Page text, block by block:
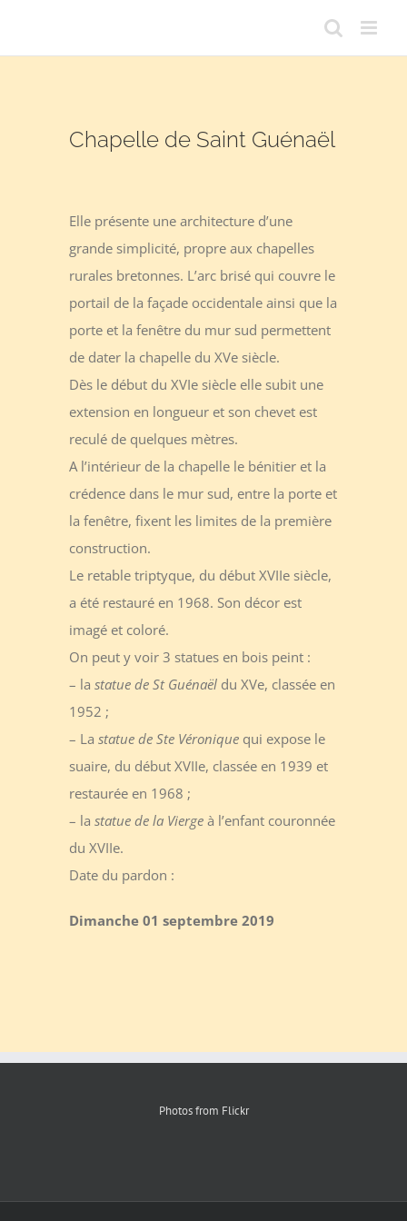
Chapelle de Saint Guénaël
Elle présente une architecture d’une
grande simplicité, propre aux chapelles
rurales bretonnes. L’arc brisé qui couvre le
portail de la façade occidentale ainsi que la
porte et la fenêtre du mur sud permettent
de dater la chapelle du XVe siècle.
Dès le début du XVIe siècle elle subit une
extension en longueur et son chevet est
reculé de quelques mètres.
A l’intérieur de la chapelle le bénitier et la
crédence dans le mur sud, entre la porte et
la fenêtre, fixent les limites de la première
construction.
Le retable triptyque, du début XVIIe siècle,
a été restauré en 1968. Son décor est
imagé et coloré.
On peut y voir 3 statues en bois peint :
– la statue de St Guénaël du XVe, classée en
1952 ;
– Lastatue de Ste Véronique qui expose le
suaire, du début XVIIe, classée en 1939 et
restaurée en 1968 ;
– lastatue de la Vierge à l’enfant couronnée
du XVIIe.
Date du pardon :
Dimanche 01 septembre 2019
Photos from Flickr